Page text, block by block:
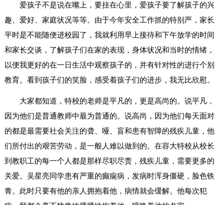
爱孩子不是说在嘴上，要挂在心里，爱孩子要了解孩子的兴
趣、爱好、家庭状况等等。由于今年安全工作抓的特别严，家长
平时是不能随便进校园了，我就利用早上接待和下午放学的时间
和家长交谈，了解孩子们在家的表现，身体状况和当时的情绪，
以便我更好的在一日生活中观察孩子的，并有针对性的进行个别
教育。看到孩子们的笑脸，感受着孩子们的进步，我无比欣慰。
大家都知道，特校的老师是平凡的，更是高尚的。说平凡，
因为他们是普通教师中最为普通的。说高尚，因为他们每天面对
的都是最需要社会关注的聋、哑、盲和患有智障的残疾儿童，他
们所付出的艰苦劳动，是一般人难以做到的。在容大特校从校长
到教职工的每一个人都是那样尽职尽责，残疾儿童，需要更多的
关爱。吴星亮同学患有严重的癫痫病，发病时浑身僵硬，脸色铁
青。此时只要有他的亲人拥抱着他，病情就会缓解。他每次犯